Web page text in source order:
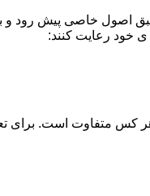
اصول خاصی پیش رود و
ی خود رعایت کنند:
کس متفاوت است. برای